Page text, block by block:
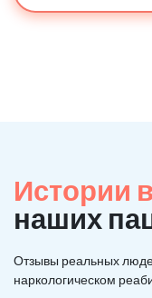
Истории
наших
Отзывы реальных
наркологическом